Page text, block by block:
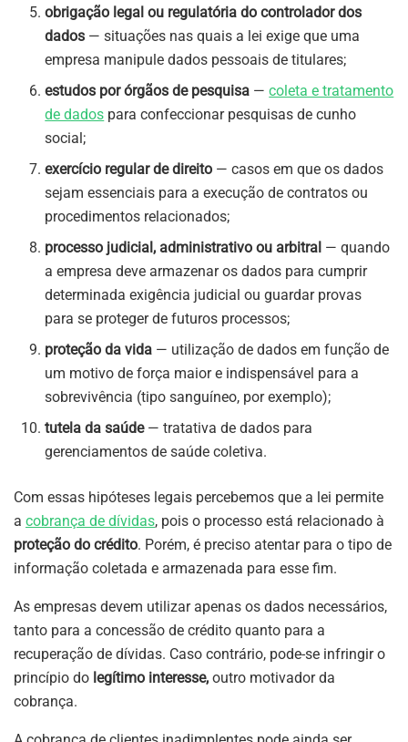
obrigação legal ou regulatória do controlador dos
dados — situações nas quais a lei exige que uma
empresa manipule dados pessoais de titulares;
estudos por órgãos de pesquisa —coleta e tratamento
de dados para confeccionar pesquisas de cunho
social;
exercício regular de direito — casos em que os dados
sejam essenciais para a execução de contratos ou
procedimentos relacionados;
processo judicial, administrativo ou arbitral — quando
a empresa deve armazenar os dados para cumprir
determinada exigência judicial ou guardar provas
para se proteger de futuros processos;
proteção da vida — utilização de dados em função de
um motivo de força maior e indispensável para a
sobrevivência (tipo sanguíneo, por exemplo);
tutela da saúde— tratativa de dados para
gerenciamentos de saúde coletiva.
Com essas hipóteses legais percebemos que a lei permite
a cobrança de dívidas, pois o processo está relacionado à
proteção do crédito. Porém, é preciso atentar para o tipo de
informação coletada e armazenada para esse fim.
As empresas devem utilizar apenas os dados necessários,
tanto para a concessão de crédito quanto para a
recuperação de dívidas. Caso contrário, pode-se infringir o
princípio do legítimo interesse, outro motivador da
cobrança.